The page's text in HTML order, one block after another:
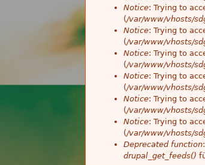
Notice: Trying to
(/var/www/vhosts/
Notice: Trying to
(/var/www/vhosts/
Notice: Trying to
(/var/www/vhosts/
Notice: Trying to
(/var/www/vhosts/
Notice: Trying to
(/var/www/vhosts/
Notice: Trying to
(/var/www/vhosts/
Deprecated function
drupal_get_feeds()